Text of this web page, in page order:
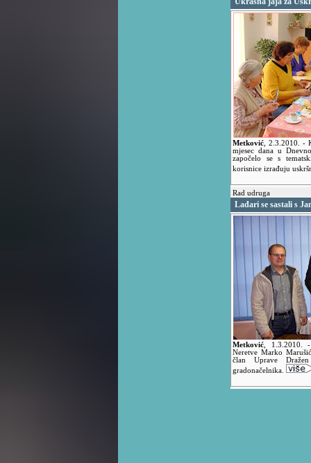
Metković ,2.3.2010.-
mjesec dana u
započelo se s
korisnice izrađuju
Rad udruga
Lađari se sastali s
Metković 1.3.2010.
Neretve Marko
član Uprave
gradonačelnika.